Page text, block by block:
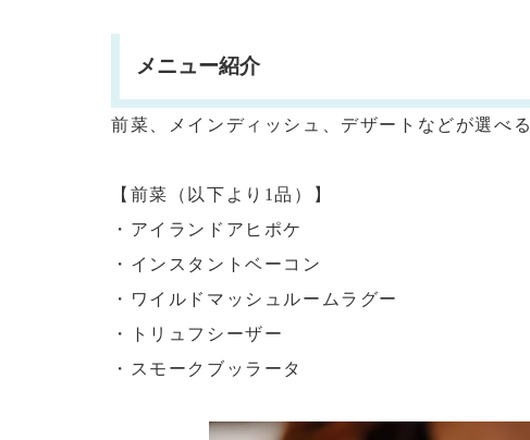
メニュー紹介
前菜、メインディッシュ、デザートなどが選べ
【前菜（以下より1品）】
・アイランドアヒポケ
・インスタントベーコン
・ワイルドマッシュルームラグー
・トリュフシーザー
・スモークブッラータ